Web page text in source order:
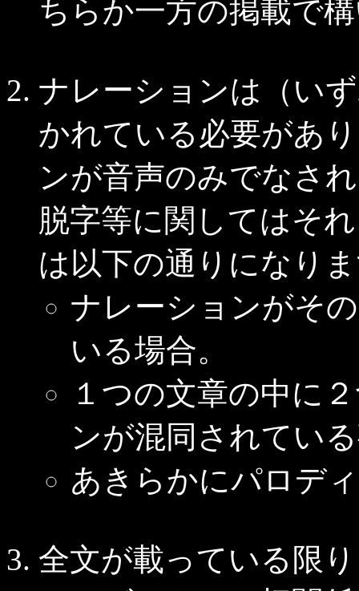
ちらか一方の掲載で
ナレーションは（い
かれている必要があ
ンが音声のみでなさ
脱字等に関してはそ
は以下の通りになり
ナレーションがそ
いる場合。
１つの文章の中に
ンが混同されてい
あきらかにパロデ
全文が載っている限